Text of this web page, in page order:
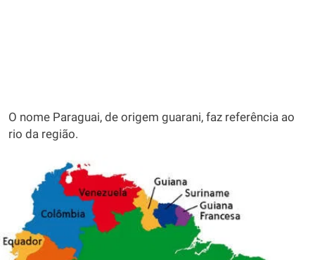
O nome Paraguai, de origem guarani, faz referência ao
rio da região.